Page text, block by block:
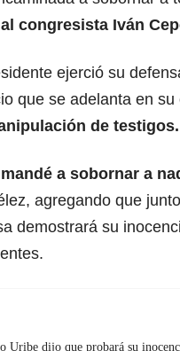
congresista Iván
ejerció su
que se adelanta en su
de testigos.
a sobornar a
agregando que
demostrará su
Uribe dijo que probará su